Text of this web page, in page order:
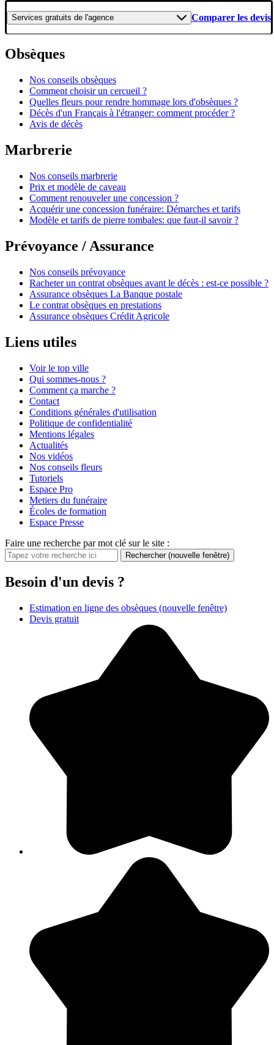
Services gratuits de l'agence Comparer les devis
Obsèques
Nos conseils obsèques
Comment choisir un cercueil ?
Quelles fleurs pour rendre hommage lors d'obsèques ?
Décès d'un Français à l'étranger: comment procéder ?
Avis de décès
Marbrerie
Nos conseils marbrerie
Prix et modèle de caveau
Comment renouveler une concession ?
Acquérir une concession funéraire: Démarches et tarifs
Modèle et tarifs de pierre tombales: que faut-il savoir ?
Prévoyance / Assurance
Nos conseils prévoyance
Racheter un contrat obsèques avant le décès : est-ce possible ?
Assurance obsèques La Banque postale
Le contrat obsèques en prestations
Assurance obsèques Crédit Agricole
Liens utiles
Voir le top ville
Qui sommes-nous ?
Comment ça marche ?
Contact
Conditions générales d'utilisation
Politique de confidentialité
Mentions légales
Actualités
Nos vidéos
Nos conseils fleurs
Tutoriels
Espace Pro
Metiers du funéraire
Écoles de formation
Espace Presse
Faire une recherche par mot clé sur le site :
Rechercher (nouvelle fenêtre)
Besoin d'un devis ?
Estimation en ligne des obsèques (nouvelle fenêtre)
Devis gratuit